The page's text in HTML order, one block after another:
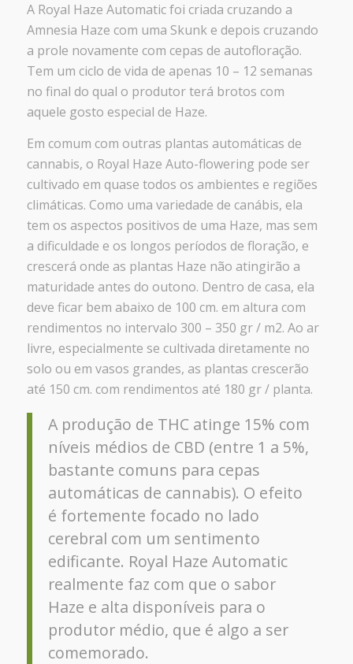
A Royal Haze Automatic foi criada cruzando a
Amnesia Haze com uma Skunk e depois cruzando
a prole novamente com cepas de autofloração.
Tem um ciclo de vida de apenas 10 – 12 semanas
no final do qual o produtor terá brotos com
aquele gosto especial de Haze.
Em comum com outras plantas automáticas de
cannabis, o Royal Haze Auto-flowering pode ser
cultivado em quase todos os ambientes e regiões
climáticas. Como uma variedade de canábis, ela
tem os aspectos positivos de uma Haze, mas sem
a dificuldade e os longos períodos de floração, e
crescerá onde as plantas Haze não atingirão a
maturidade antes do outono. Dentro de casa, ela
deve ficar bem abaixo de 100 cm. em altura com
rendimentos no intervalo 300 – 350 gr / m2. Ao ar
livre, especialmente se cultivada diretamente no
solo ou em vasos grandes, as plantas crescerão
até 150 cm. com rendimentos até 180 gr / planta.
A produção de THC atinge 15% com
níveis médios de CBD (entre 1 a 5%,
bastante comuns para cepas
automáticas de cannabis). O efeito
é fortemente focado no lado
cerebral com um sentimento
edificante. Royal Haze Automatic
realmente faz com que o sabor
Haze e alta disponíveis para o
produtor médio, que é algo a ser
comemorado.